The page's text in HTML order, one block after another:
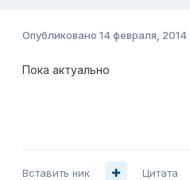
Опубликовано 14 февраля, 2014
Пока актуально
Вставить ник Цитата